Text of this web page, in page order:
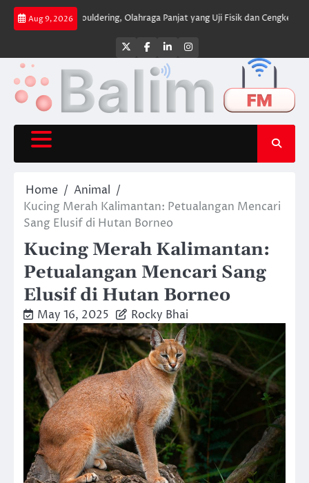
Skip
Aug 9, 2026
Bouldering, Olahraga Panjat yang Uji Fisik dan Cengkeraman Zee
Twitter
Facebook
LinkedInInstagram
Home
Animal
Kucing Merah Kalimantan: Petualangan Mencari
Sang Elusif di Hutan Borneo
Kucing Merah Kalimantan:
Petualangan Mencari Sang
Elusif di Hutan Borneo
May 16, 2025 Rocky Bhai